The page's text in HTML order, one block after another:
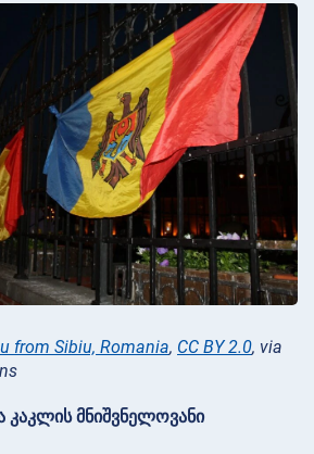
from Sibiu, Romania, CC BY 2.0, via
მნიშვნელოვანი